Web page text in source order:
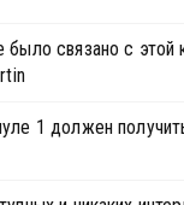
связано с этой
1 должен